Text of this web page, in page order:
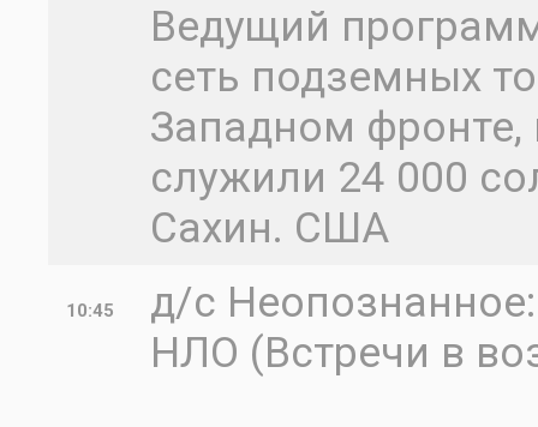
Ведущий
сеть подземных
Западном
служили 24 000
Сахин. США
10:45
д/с
НЛО (Встречи в